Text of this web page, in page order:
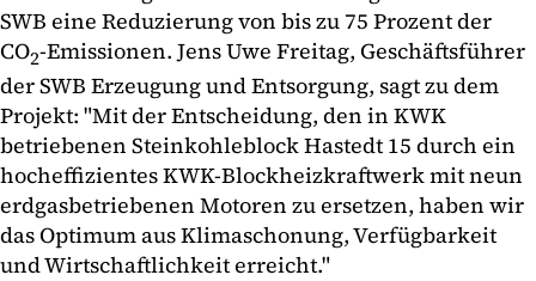
SWB eine Reduzierung von bis zu 75 Prozent der
CO2-Emissionen. Jens Uwe Freitag, Geschäftsführer
der SWB Erzeugung und Entsorgung, sagt zu dem
Projekt: "Mit der Entscheidung, den in KWK
betriebenen Steinkohleblock Hastedt 15 durch ein
hocheffizientes KWK-Blockheizkraftwerk mit neun
erdgasbetriebenen Motoren zu ersetzen, haben wir
das Optimum aus Klimaschonung, Verfügbarkeit
und Wirtschaftlichkeit erreicht."